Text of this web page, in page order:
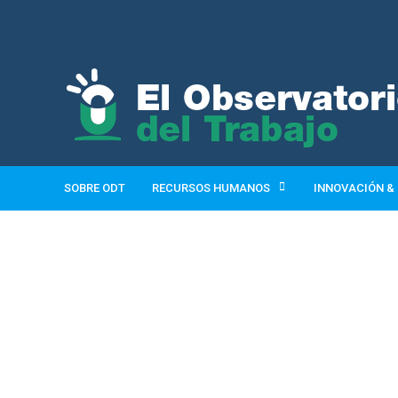
SOBRE ODT RECURSOS HUMANOS INNOVACIÓN &